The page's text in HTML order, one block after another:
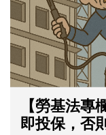
【勞基法專
即投保，否